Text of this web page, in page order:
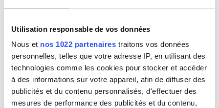
Utilisation responsable de vos données
Nous et nos 1022 partenaires traitons vos données
personnelles, telles que votre adresse IP, en utilisant des
technologies comme les cookies pour stocker et accéder
à des informations sur votre appareil, afin de diffuser des
publicités et du contenu personnalisés, d'effectuer des
mesures de performance des publicités et du contenu,
Lustre
Anonyme